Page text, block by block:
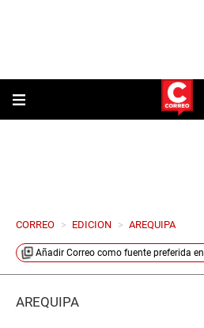
CORREO > EDICION > AREQUIPA
Añadir Correo como fuente preferida en
AREQUIPA